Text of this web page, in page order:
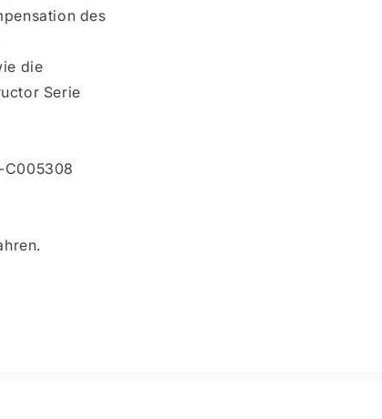
des
die
Serie
C005308